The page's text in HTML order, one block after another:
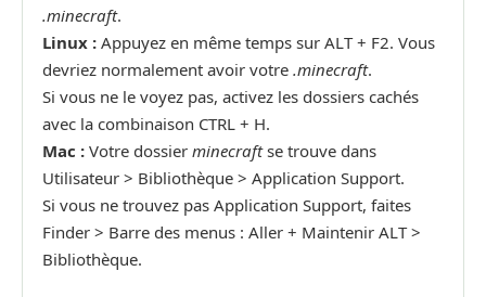
.minecraft.
Linux : Appuyez en même temps sur ALT + F2. Vous
devriez normalement avoir votre .minecraft.
Si vous ne le voyez pas, activez les dossiers cachés
avec la combinaison CTRL + H.
Mac : Votre dossier minecraftse trouve dans
Utilisateur > Bibliothèque > Application Support.
Si vous ne trouvez pas Application Support, faites
Finder > Barre des menus : Aller + Maintenir ALT >
Bibliothèque.